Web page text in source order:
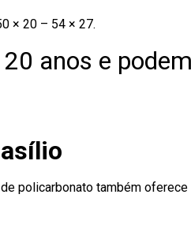
× 20 – 54 × 27.
anos e
policarbonato também